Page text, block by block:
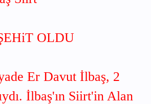
OLDU
Er Davut İlbaş, 2
İlbaş'ın Siirt'in Alan